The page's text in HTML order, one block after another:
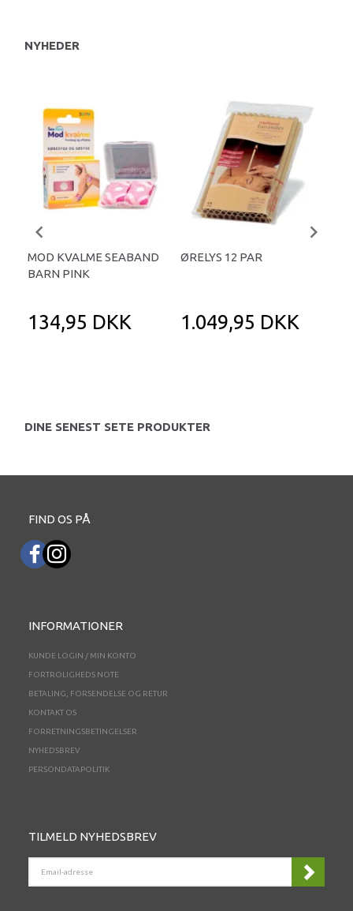
NYHEDER
MOD KVALME SEABAND
BARN PINK
134,95 DKK
ØRELYS 12 PAR
1.049,95 DKK
DINE SENEST SETE PRODUKTER
FIND OS PÅ
INFORMATIONER
KUNDE LOGIN / MIN KONTO
FORTROLIGHEDS NOTE
BETALING, FORSENDELSE OG RETUR
KONTAKT OS
FORRETNINGSBETINGELSER
NYHEDSBREV
PERSONDATAPOLITIK
TILMELD NYHEDSBREV
ADRESSE